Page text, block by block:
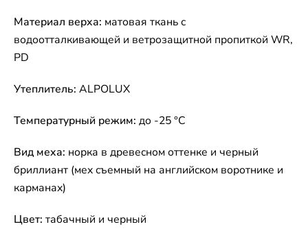
Материал верха: матовая ткань с
водоотталкивающей и ветрозащитной пропиткой WR,
PD
Утеплитель: ALPOLUX
Температурный режим: до -25 °C
Вид меха: норка в древесном оттенке и черный
бриллиант (мех съемный на английском воротнике и
карманах)
Цвет: табачный и черный